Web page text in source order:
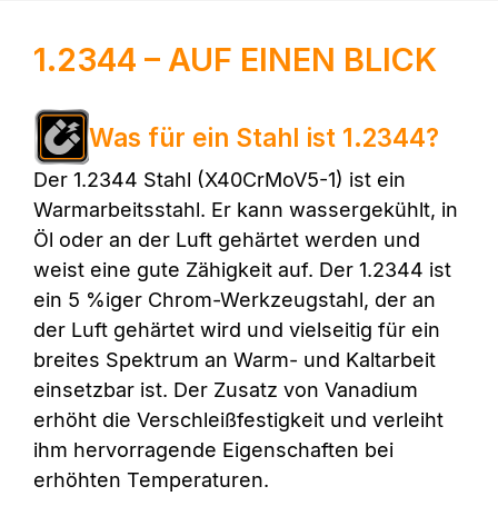
1.2344 – AUF EINEN BLICK
Was für ein Stahl ist 1.2344?
Der 1.2344 Stahl (X40CrMoV5-1) ist ein
Warmarbeitsstahl. Er kann wassergekühlt, in
Öl oder an der Luft gehärtet werden und
weist eine gute Zähigkeit auf. Der 1.2344 ist
ein 5 %iger Chrom-Werkzeugstahl, der an
der Luft gehärtet wird und vielseitig für ein
breites Spektrum an Warm- und Kaltarbeit
einsetzbar ist. Der Zusatz von Vanadium
erhöht die Verschleißfestigkeit und verleiht
ihm hervorragende Eigenschaften bei
erhöhten Temperaturen.